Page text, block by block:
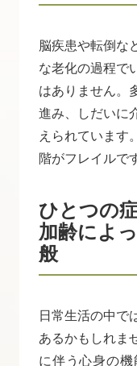
脳疾患や転倒な
な老化の過程で
はありません。
進み、しだいに
えられています
階がフレイルで
ひとつの
加齢によ
般
日常生活の中で
あるかもしれま
に伴う心身の